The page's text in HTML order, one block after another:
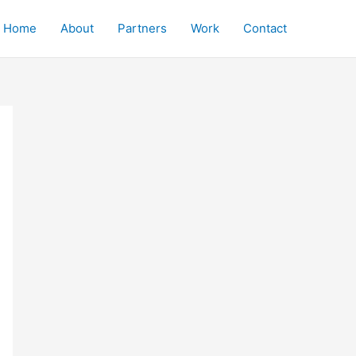
Home About Partners Work Contact